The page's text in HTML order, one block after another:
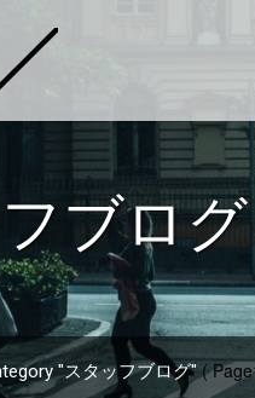
ブログ
"スタッフブログ" (